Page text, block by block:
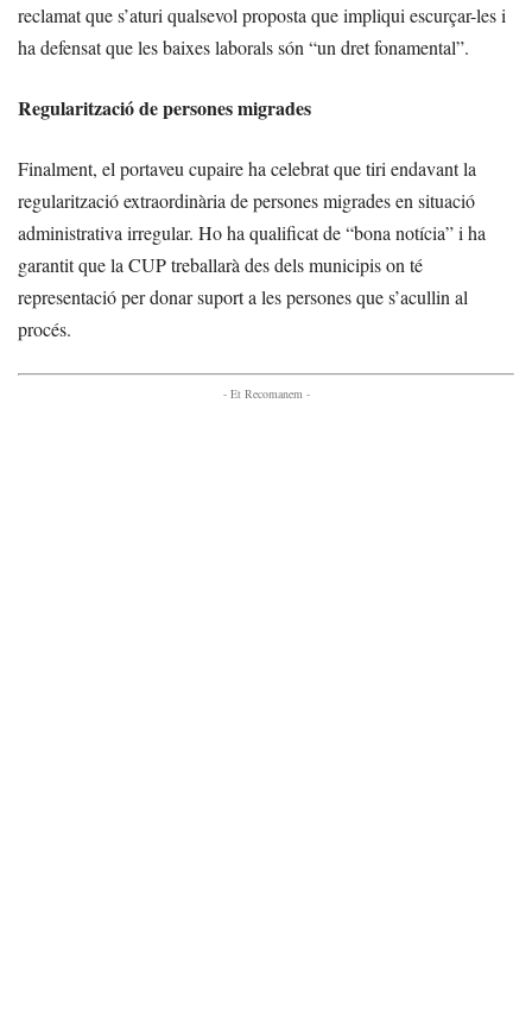
reclamat que s’aturi qualsevol proposta que impliqui escurçar-les i
ha defensat que les baixes laborals són “un dret fonamental”.
Regularització de persones migrades
Finalment, el portaveu cupaire ha celebrat que tiri endavant la
regularització extraordinària de persones migrades en situació
administrativa irregular. Ho ha qualificat de “bona notícia” i ha
garantit que la CUP treballarà des dels municipis on té
representació per donar suport a les persones que s’acullin al
procés.
- Et Recomanem -